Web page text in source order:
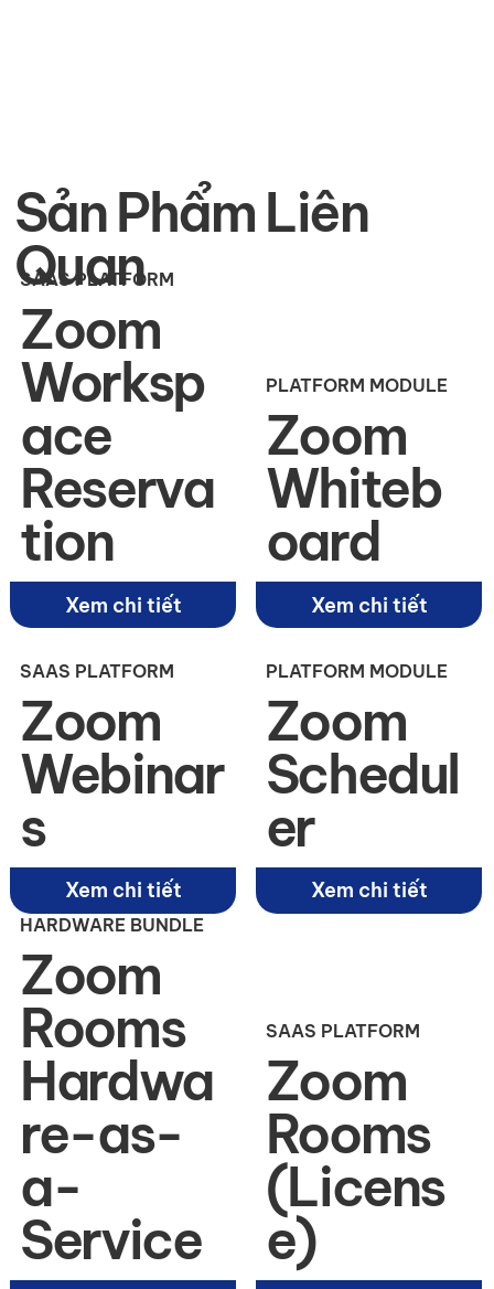
Sản Phẩm Liên
Quan
SAAS PLATFORM
Zoom
Worksp
ace
Reserva
tion
Xem chi tiết
PLATFORM MODULE
Zoom
Whiteb
oard
Xem chi tiết
SAAS PLATFORM
Zoom
Webinar
s
Xem chi tiết
PLATFORM MODULE
Zoom
Schedul
er
Xem chi tiết
HARDWARE BUNDLE
Zoom
Rooms
Hardwa
re-as-
a-
Service
SAAS PLATFORM
Zoom
Rooms
(Licens
e)